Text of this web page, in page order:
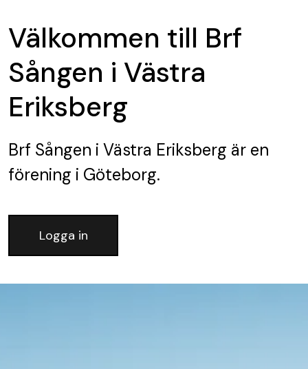
Välkommen till Brf
Sången i Västra
Eriksberg
Brf Sången i Västra Eriksberg är en
förening i Göteborg.
Logga in